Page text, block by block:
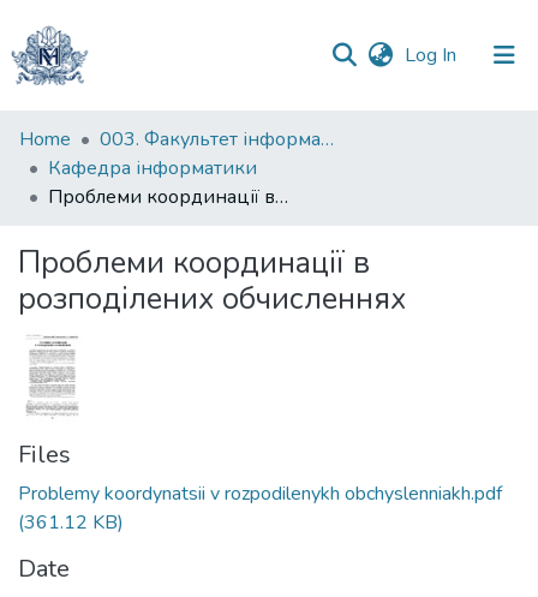
Log In (current)
Communities
&
Collections
Statistics
Home
003. Факультет інформатики
Кафедра інформатики
Проблеми координації в розподілених обчисленнях
Проблеми координації в
розподілених обчисленнях
Files
Problemy koordynatsii v rozpodilenykh obchyslenniakh.pdf
(361.12 KB)
Date